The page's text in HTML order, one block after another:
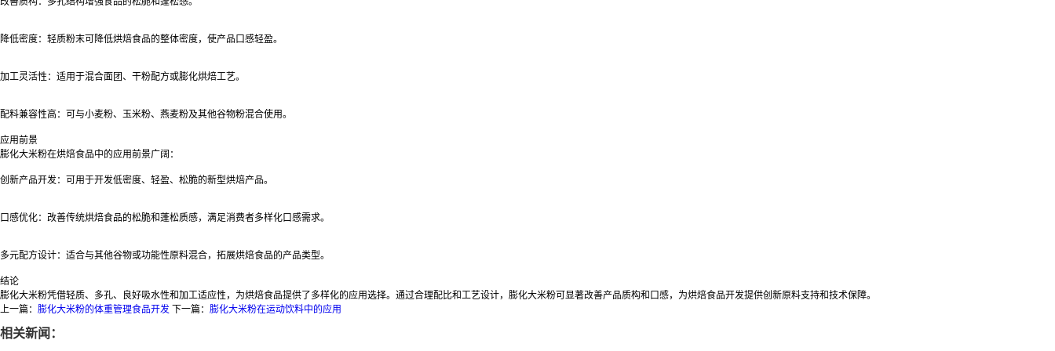
降低密度：轻质粉末可降低烘焙食品的整体密度，使产品口感轻盈。
加工灵活性：适用于混合面团、干粉配方或膨化烘焙工艺。
配料兼容性高：可与小麦粉、玉米粉、燕麦粉及其他谷物粉混合使用。
应用前景
膨化大米粉在烘焙食品中的应用前景广阔：
创新产品开发：可用于开发低密度、轻盈、松脆的新型烘焙产品。
口感优化：改善传统烘焙食品的松脆和蓬松质感，满足消费者多样化口感需求。
多元配方设计：适合与其他谷物或功能性原料混合，拓展烘焙食品的产品类型。
结论
膨化大米粉凭借轻质、多孔、良好吸水性和加工适应性，为烘焙食品提供了多样化的应用选择。通过合理配比和工艺设计，膨化大米粉可显著改善产品质构和口感，为烘焙食品开发提供创新原料支持和技术保障。
上一篇： 膨化大米粉的体重管理食品开发 下一篇： 膨化大米粉在运动饮料中的应用
相关新闻：